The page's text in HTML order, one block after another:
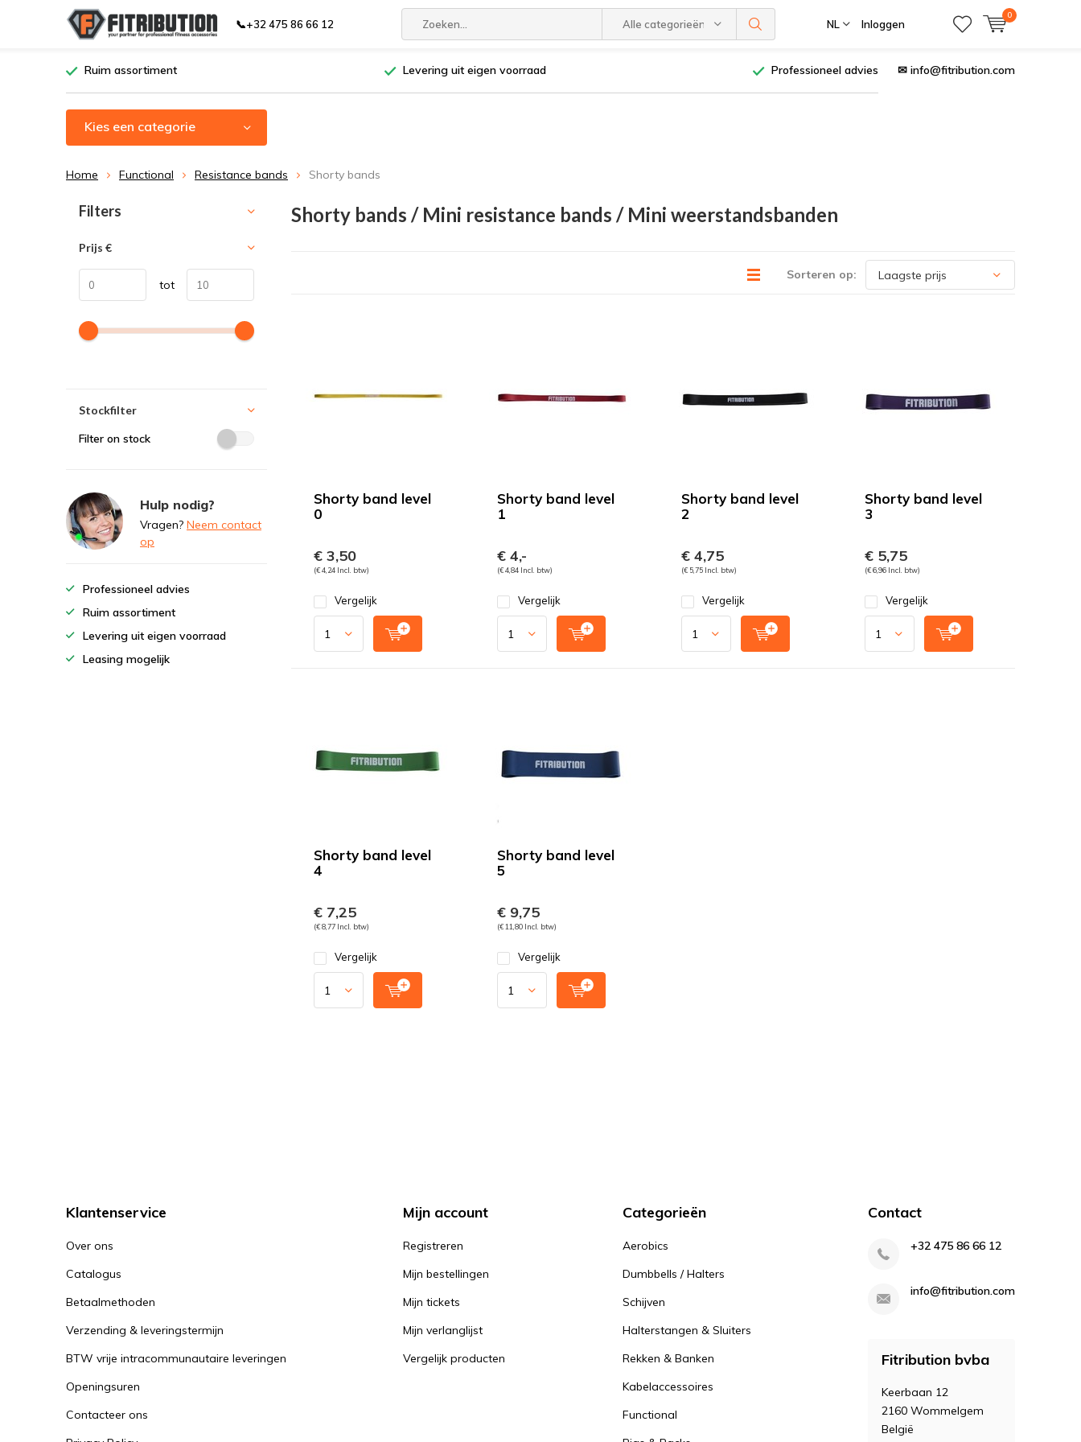
📞+32 475 86 66 12 Alle categorieën NL Inloggen
0
Ruim assortiment Levering uit eigen voorraad Professioneel advies ✉ info@fitribution.com
Kies een categorie
Home Functional Resistance bands Shorty bands
Shorty bands / Mini resistance bands / Mini weerstandsbanden
Sorteren op:
Shorty band level
0
€ 3,50
(€ 4,24 Incl. btw)
Vergelijk
Shorty band level
1
€ 4,-
(€ 4,84 Incl. btw)
Vergelijk
Shorty band level
2
€ 4,75
(€ 5,75 Incl. btw)
Vergelijk
Shorty band level
3
€ 5,75
(€ 6,96 Incl. btw)
Vergelijk
Shorty band level
4
€ 7,25
(€ 8,77 Incl. btw)
Vergelijk
Shorty band level
5
€ 9,75
(€ 11,80 Incl. btw)
Vergelijk
Sorteren op:
Filters
Prijs €
tot
Stockfilter
Filter on stock
Hulp nodig?
Vragen? Neem contact
op
Professioneel advies
Ruim assortiment
Levering uit eigen voorraad
Leasing mogelijk
Klantenservice
Over ons
Catalogus
Betaalmethoden
Verzending & leveringstermijn
BTW vrije intracommunautaire leveringen
Openingsuren
Contacteer ons
Mijn account
Registreren
Mijn bestellingen
Mijn tickets
Mijn verlanglijst
Vergelijk producten
Categorieën
Aerobics
Dumbbells / Halters
Schijven
Halterstangen & Sluiters
Rekken & Banken
Kabelaccessoires
Functional
Contact
+32 475 86 66 12
info@fitribution.com
Fitribution bvba
Keerbaan 12
2160 Wommelgem
België